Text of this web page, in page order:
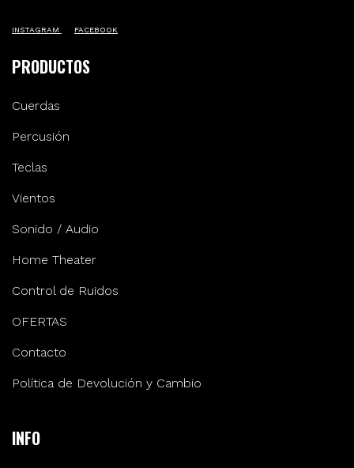
INSTAGRAM FACEBOOK
PRODUCTOS
Cuerdas
Percusión
Teclas
Vientos
Sonido / Audio
Home Theater
Control de Ruidos
OFERTAS
Contacto
Política de Devolución y Cambio
INFO